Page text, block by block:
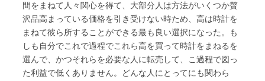
間をまねて人々関心を得て、大部分人は方法がいくつか贅
沢品高まっている価格を引き受けない時ため、高は時計を
まねて彼ら所することができる最も良い選択になった。も
しも自分でこれで過程でこれら高を買って時計をまねるを
選んで、かつそれらを必要な人に転売して、こ過程で図っ
た利益で低くありません。どんな人にとってにも関わら